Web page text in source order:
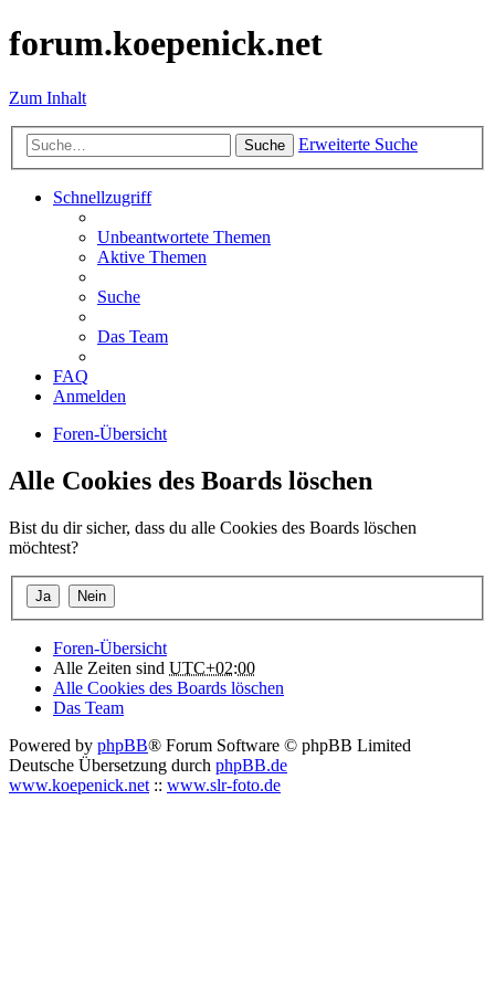
forum.koepenick.net
Zum Inhalt
Suche Erweiterte Suche
Schnellzugriff
Unbeantwortete Themen
Aktive Themen
Suche
Das Team
FAQ
Anmelden
Foren-Übersicht
Alle Cookies des Boards löschen
Bist du dir sicher, dass du alle Cookies des Boards löschen
möchtest?
Foren-Übersicht
Alle Zeiten sind UTC+02:00
Alle Cookies des Boards löschen
Das Team
Powered by phpBB® Forum Software © phpBB Limited
Deutsche Übersetzung durch phpBB.de
www.koepenick.net :: www.slr-foto.de